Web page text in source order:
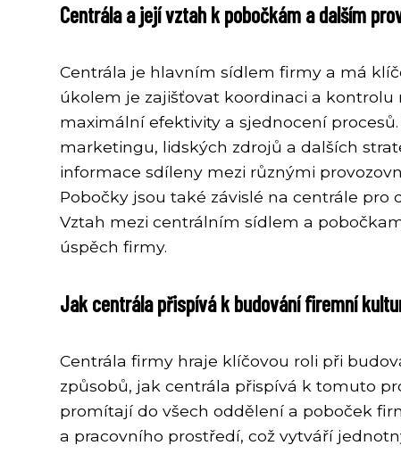
Centrála a její vztah k pobočkám a dalším
Centrála je hlavním sídlem firmy a má
úkolem je zajišťovat koordinaci a
maximální efektivity a sjednocení
marketingu, lidských zdrojů a dalších
informace sdíleny mezi různými
Pobočky jsou také závislé na centrále
Vztah mezi centrálním sídlem a
úspěch firmy.
Jak centrála přispívá k budování firemní
Centrála firmy hraje klíčovou roli při
způsobů, jak centrála přispívá k tomuto
promítají do všech oddělení a poboček
a pracovního prostředí, což vytváří